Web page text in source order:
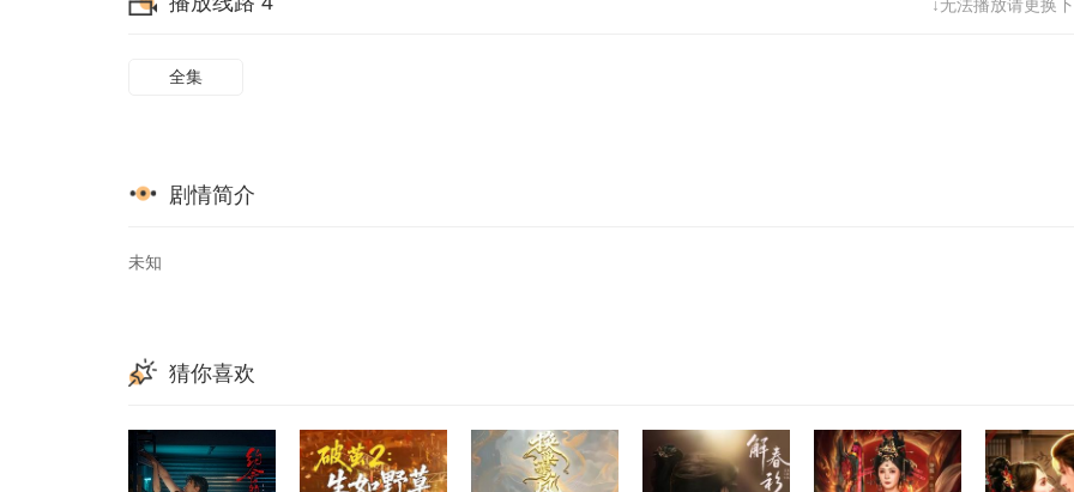
↓无法播放请更换
全集
剧情简介
未知
猜你喜欢